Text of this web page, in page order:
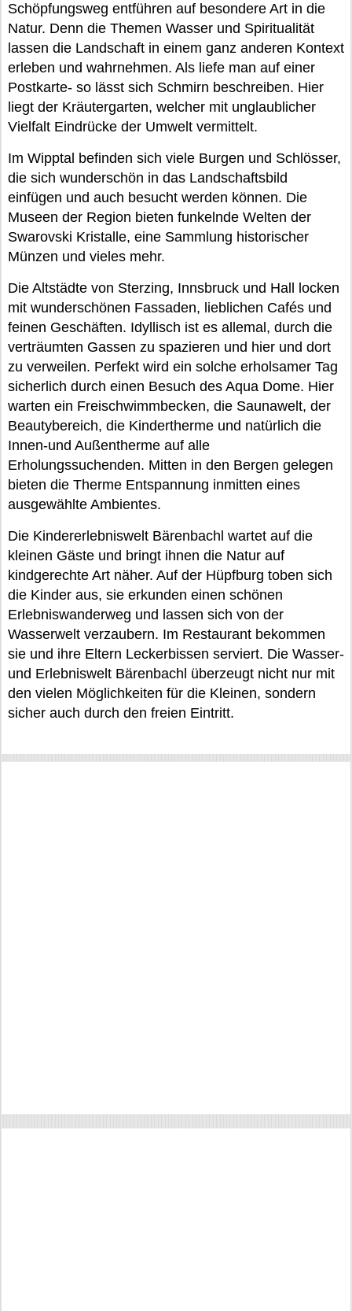
Schöpfungsweg entführen auf besondere Art in die
Natur. Denn die Themen Wasser und Spiritualität
lassen die Landschaft in einem ganz anderen Kontext
erleben und wahrnehmen. Als liefe man auf einer
Postkarte- so lässt sich Schmirn beschreiben. Hier
liegt der Kräutergarten, welcher mit unglaublicher
Vielfalt Eindrücke der Umwelt vermittelt.
Im Wipptal befinden sich viele Burgen und Schlösser,
die sich wunderschön in das Landschaftsbild
einfügen und auch besucht werden können. Die
Museen der Region bieten funkelnde Welten der
Swarovski Kristalle, eine Sammlung historischer
Münzen und vieles mehr.
Die Altstädte von Sterzing, Innsbruck und Hall locken
mit wunderschönen Fassaden, lieblichen Cafés und
feinen Geschäften. Idyllisch ist es allemal, durch die
verträumten Gassen zu spazieren und hier und dort
zu verweilen. Perfekt wird ein solche erholsamer Tag
sicherlich durch einen Besuch des Aqua Dome. Hier
warten ein Freischwimmbecken, die Saunawelt, der
Beautybereich, die Kindertherme und natürlich die
Innen-und Außentherme auf alle
Erholungssuchenden. Mitten in den Bergen gelegen
bieten die Therme Entspannung inmitten eines
ausgewählte Ambientes.
Die Kindererlebniswelt Bärenbachl wartet auf die
kleinen Gäste und bringt ihnen die Natur auf
kindgerechte Art näher. Auf der Hüpfburg toben sich
die Kinder aus, sie erkunden einen schönen
Erlebniswanderweg und lassen sich von der
Wasserwelt verzaubern. Im Restaurant bekommen
sie und ihre Eltern Leckerbissen serviert. Die Wasser-
und Erlebniswelt Bärenbachl überzeugt nicht nur mit
den vielen Möglichkeiten für die Kleinen, sondern
sicher auch durch den freien Eintritt.